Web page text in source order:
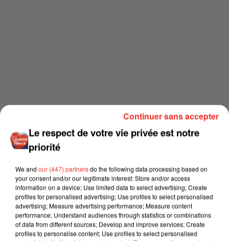
Le respect de votre vie privée est notre
priorité
We and our (447) partnersdo the following data processing based on
your consent and/or our legitimate interest: Store and/or access
information on a device; Use limited data to select advertising; Create
profiles for personalised advertising; Use profiles to select personalised
advertising; Measure advertising performance; Measure content
performance; Understand audiences through statistics or combinations
of data from different sources; Develop and improve services; Create
profiles to personalise content; Use profiles to select personalised
Continuer sans accepter